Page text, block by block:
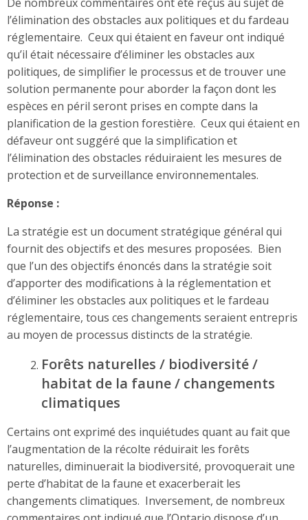
l’élimination des obstacles aux politiques et du fardeau
réglementaire. Ceux qui étaient en faveur ont indiqué
qu’il était nécessaire d’éliminer les obstacles aux
politiques, de simplifier le processus et de trouver une
solution permanente pour aborder la façon dont les
espèces en péril seront prises en compte dans la
planification de la gestion forestière. Ceux qui étaient en
défaveur ont suggéré que la simplification et
l’élimination des obstacles réduiraient les mesures de
protection et de surveillance environnementales.
Réponse :
La stratégie est un document stratégique général qui
fournit des objectifs et des mesures proposées. Bien
que l’un des objectifs énoncés dans la stratégie soit
d’apporter des modifications à la réglementation et
d’éliminer les obstacles aux politiques et le fardeau
réglementaire, tous ces changements seraient entrepris
au moyen de processus distincts de la stratégie.
Forêts naturelles / biodiversité /
habitat de la faune / changements
climatiques
Certains ont exprimé des inquiétudes quant au fait que
l’augmentation de la récolte réduirait les forêts
naturelles, diminuerait la biodiversité, provoquerait une
perte d’habitat de la faune et exacerberait les
changements climatiques. Inversement, de nombreux